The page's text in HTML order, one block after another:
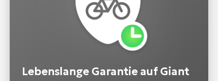
Lebenslange Garantie auf Giant